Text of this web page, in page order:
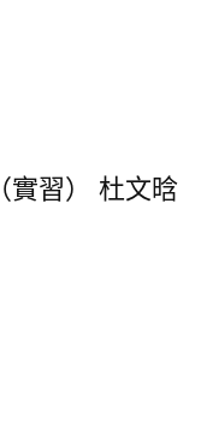
（實習） 杜文晗